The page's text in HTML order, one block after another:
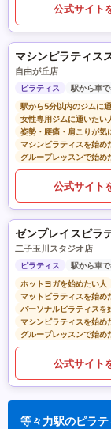
公式サイト
自由が丘店
ピラティス
駅から車
駅から5分以内のジムに
女性専用ジムに通いたい
姿勢・腰痛・肩こりが気
マシンピラティスを始め
グループレッスンで始め
公式サイト
ゼンプレイスピラ
二子玉川スタジオ店
ピラティス
駅から車
ホットヨガを始めたい人
マットピラティスを始め
パーソナルピラティスを
マシンピラティスを始め
グループレッスンで始め
公式サイト
等々力駅のピラ